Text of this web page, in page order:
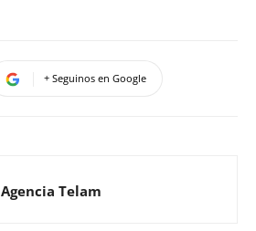
+ Seguinos en Google
Agencia Telam